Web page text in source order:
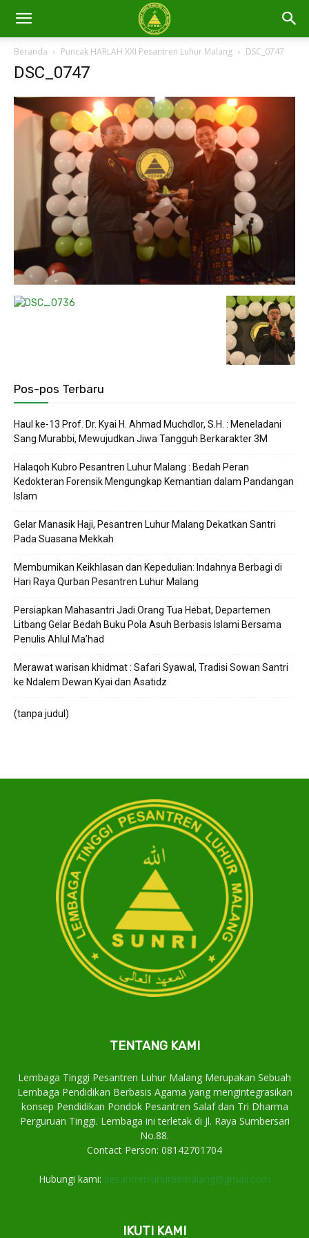
Beranda Puncak HARLAH XXI Pesantren Luhur Malang DSC_0747
DSC_0747
Pos-pos Terbaru
Haul ke-13 Prof. Dr. Kyai H. Ahmad Muchdlor, S.H. : Meneladani
Sang Murabbi, Mewujudkan Jiwa Tangguh Berkarakter 3M
Halaqoh Kubro Pesantren Luhur Malang : Bedah Peran
Kedokteran Forensik Mengungkap Kemantian dalam Pandangan
Islam
Gelar Manasik Haji, Pesantren Luhur Malang Dekatkan Santri
Pada Suasana Mekkah
Membumikan Keikhlasan dan Kepedulian: Indahnya Berbagi di
Hari Raya Qurban Pesantren Luhur Malang
Persiapkan Mahasantri Jadi Orang Tua Hebat, Departemen
Litbang Gelar Bedah Buku Pola Asuh Berbasis Islami Bersama
Penulis Ahlul Ma’had
Merawat warisan khidmat : Safari Syawal, Tradisi Sowan Santri
ke Ndalem Dewan Kyai dan Asatidz
(tanpa judul)
TENTANG KAMI
Lembaga Tinggi Pesantren Luhur Malang Merupakan Sebuah
Lembaga Pendidikan Berbasis Agama yang mengintegrasikan
konsep Pendidikan Pondok Pesantren Salaf dan Tri Dharma
Perguruan Tinggi. Lembaga ini terletak di Jl. Raya Sumbersari
No.88.
Contact Person: 08142701704
Hubungi kami: pesantrenluhur88malang@gmail.com
IKUTI KAMI